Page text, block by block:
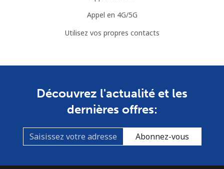
Appel en 4G/5G
Utilisez vos propres contacts
Découvrez l'actualité et les
dernières offres:
Abonnez-vous